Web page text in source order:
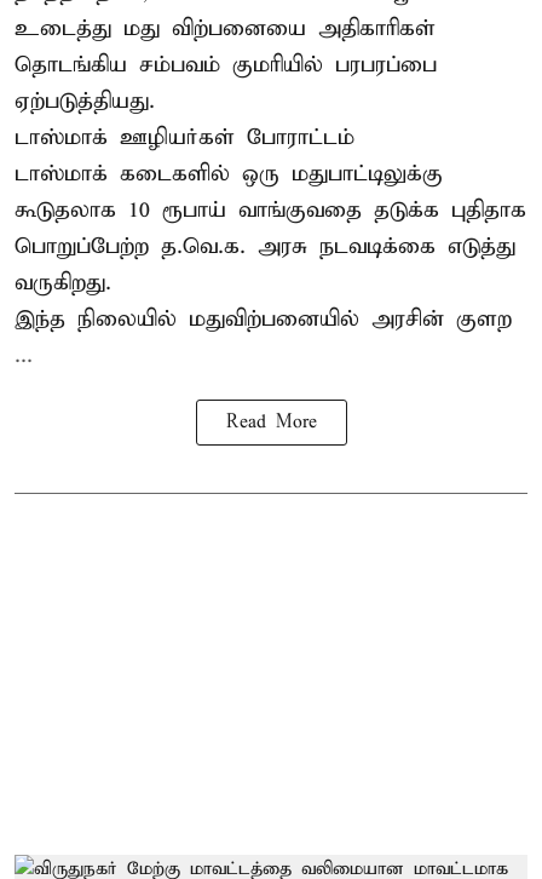
உடைத்து மது விற்பனையை அதிகாரிகள்
தொடங்கிய சம்பவம் குமரியில் பரபரப்பை
ஏற்படுத்தியது.
டாஸ்மாக் ஊழியர்கள் போராட்டம்
டாஸ்மாக் கடைகளில் ஒரு மதுபாட்டிலுக்கு
கூடுதலாக 10 ரூபாய் வாங்குவதை தடுக்க புதிதாக
பொறுப்பேற்ற த.வெ.க. அரசு நடவடிக்கை எடுத்து
வருகிறது.
இந்த நிலையில் மதுவிற்பனையில் அரசின் குளற
...
Read More